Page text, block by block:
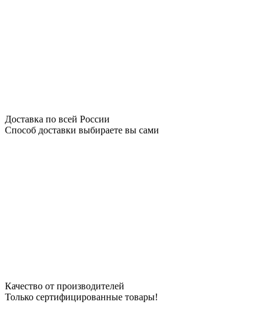
Доставка по всей России
Способ доставки выбираете вы сами
Качество от производителей
Только сертифицированные товары!